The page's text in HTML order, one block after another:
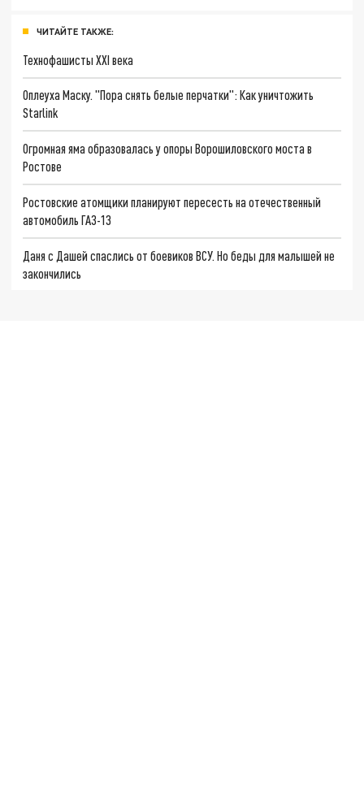
ЧИТАЙТЕ ТАКЖЕ:
Технофашисты XXI века
Оплеуха Маску. "Пора снять белые перчатки": Как уничтожить
Starlink
Огромная яма образовалась у опоры Ворошиловского моста в
Ростове
Ростовские атомщики планируют пересесть на отечественный
автомобиль ГАЗ-13
Даня с Дашей спаслись от боевиков ВСУ. Но беды для малышей не
закончились